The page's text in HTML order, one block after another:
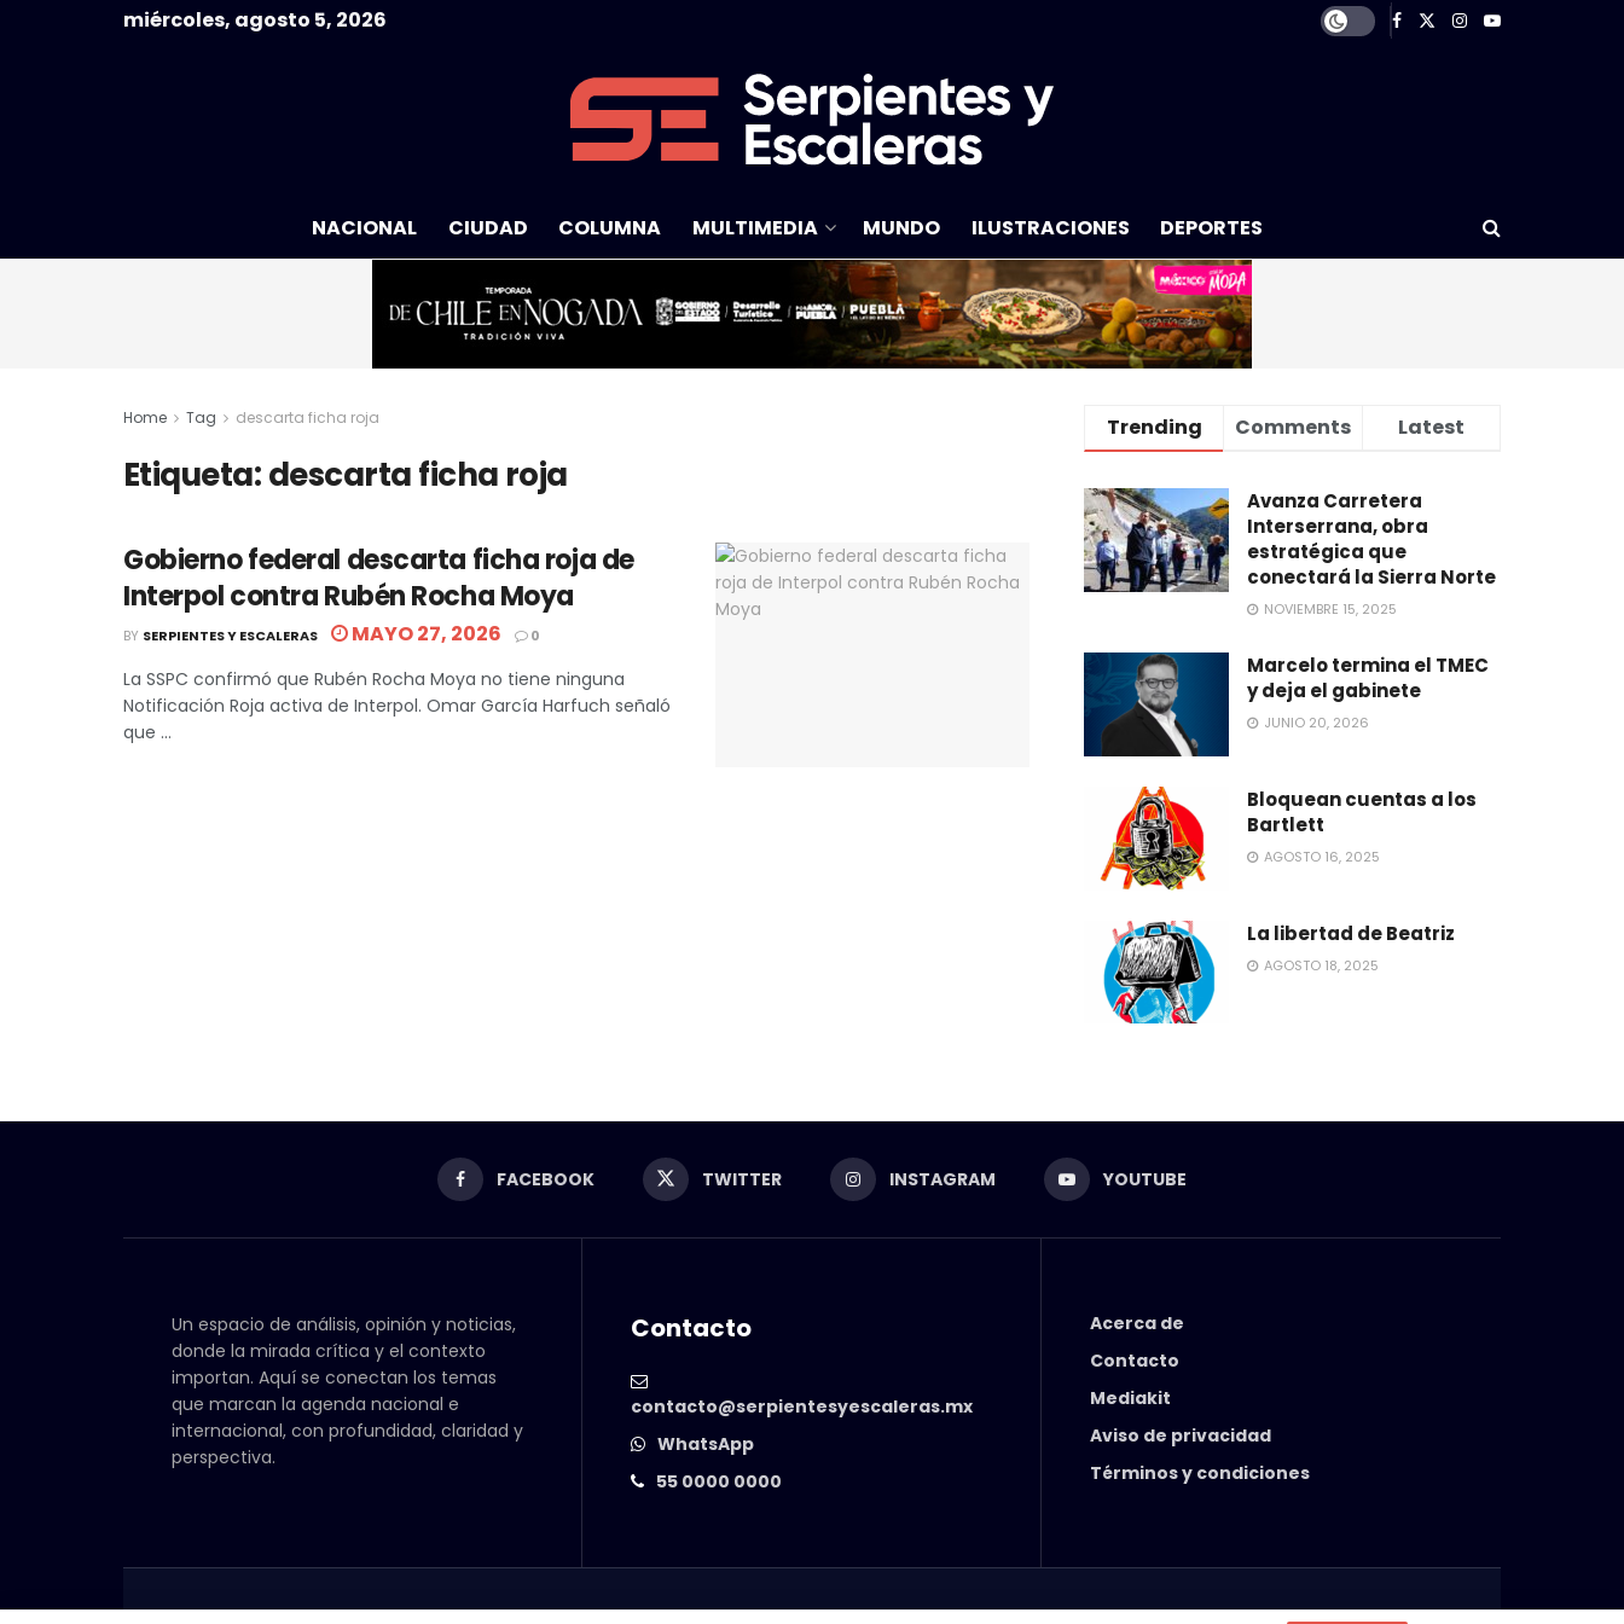
miércoles, agosto 5, 2026
NACIONAL CIUDAD COLUMNA MULTIMEDIA MUNDO ILUSTRACIONES DEPORTES
Home Tag descarta ficha roja
Etiqueta:descarta ficha roja
Gobierno federal descarta ficha roja de
Interpol contra Rubén Rocha Moya
BY SERPIENTES Y ESCALERAS MAYO 27, 2026 0
La SSPC confirmó que Rubén Rocha Moya no tiene ninguna
Notificación Roja activa de Interpol. Omar García Harfuch señaló
que ...
Trending Comments Latest
Avanza Carretera
Interserrana, obra
estratégica que
conectará la Sierra Norte
NOVIEMBRE 15, 2025
Marcelo termina el TMEC
y deja el gabinete
JUNIO 20, 2026
Bloquean cuentas a los
Bartlett
AGOSTO 16, 2025
La libertad de Beatriz
AGOSTO 18, 2025
FACEBOOK TWITTER INSTAGRAM YOUTUBE
Un espacio de análisis, opinión y noticias,
donde la mirada crítica y el contexto
importan. Aquí se conectan los temas
que marcan la agenda nacional e
internacional, con profundidad, claridad y
perspectiva.
Contacto
contacto@serpientesyescaleras.mx
WhatsApp
55 0000 0000
Acerca de
Contacto
Mediakit
Aviso de privacidad
Términos y condiciones